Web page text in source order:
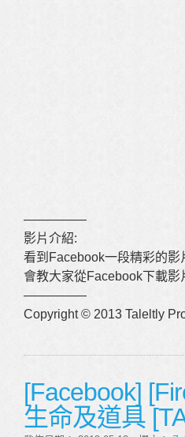
—————
影片介紹:
看到Facebook一段精彩的
會教大家從Facebook下載
—————
Copyright © 2013 Taleltly
[Facebook]
生命及道具